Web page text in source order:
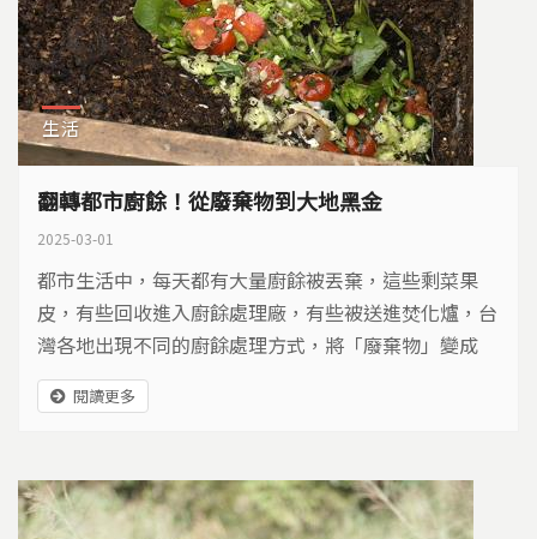
生活
翻轉都市廚餘！從廢棄物到大地黑金
2025-03-01
都市生活中，每天都有大量廚餘被丟棄，這些剩菜果
皮，有些回收進入廚餘處理廠，有些被送進焚化爐，台
灣各地出現不同的廚餘處理方式，將「廢棄物」變成
「黑金」。
閱讀更多